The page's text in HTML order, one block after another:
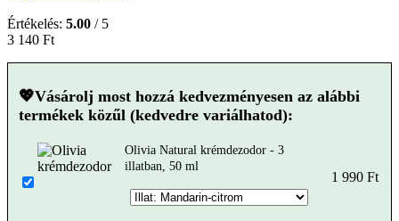
Értékelés: 5.00 / 5
3 140 Ft
💖Vásárolj most hozzá kedvezményesen az alábbi
termékek közűl (kedvedre variálhatod):
Olivia Natural krémdezodor - 3
illatban, 50 ml
1 990 Ft